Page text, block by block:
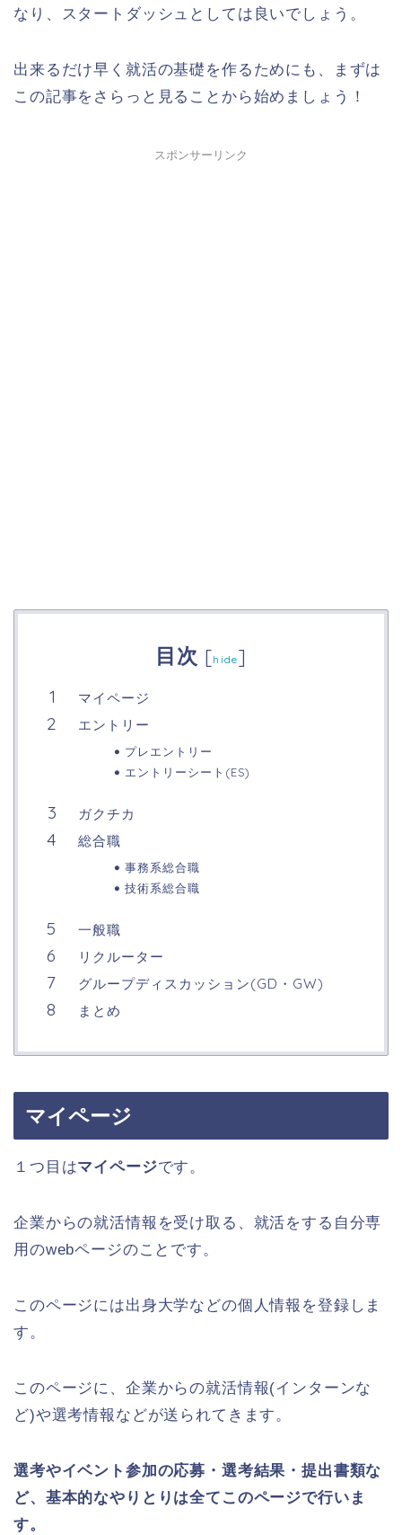
なり、スタートダッシュとしては良いでしょう。
出来るだけ早く就活の基礎を作るためにも、まずは
この記事をさらっと見ることから始めましょう！
スポンサーリンク
目次 [hide]
マイページ
エントリー
プレエントリー
エントリーシート(ES)
ガクチカ
総合職
事務系総合職
技術系総合職
一般職
リクルーター
グループディスカッション(GD・GW)
まとめ
マイページ
１つ目はマイページです。
企業からの就活情報を受け取る、就活をする自分専
用のwebページのことです。
このページには出身大学などの個人情報を登録しま
す。
このページに、企業からの就活情報(インターンな
ど)や選考情報などが送られてきます。
選考やイベント参加の応募・選考結果・提出書類な
ど、基本的なやりとりは全てこのページで行いま
す。